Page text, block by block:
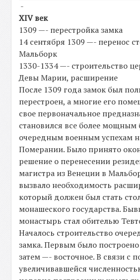
-
XIV век
1309 —- перестройка замка
14 сентября 1309 —- перенос
Мальборк
1330-1334 —- строительство
Девы Марии, расширение
После 1309 года замок был
перестроен, а многие его
свое первоначальное
становился все более мощным
очередным военным успехам
Померании. Было принято
решение о перенесении
магистра из Венеции в
вызвало необходимость
который должен был стать
монашеского государства.
монастырь стал обителью
Началось строительство
замка. Первым было
затем —- восточное. В связи с
увеличивавшейся